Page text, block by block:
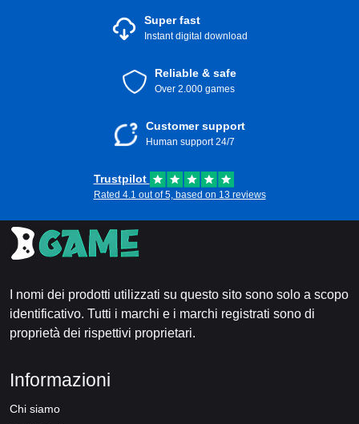
Super fast
Instant digital download
Reliable & safe
Over 2.000 games
Customer support
Human support 24/7
Trustpilot
Rated 4.1 out of 5, based on 13 reviews
I nomi dei prodotti utilizzati su questo sito sono solo a scopo
identificativo. Tutti i marchi e i marchi registrati sono di
proprietà dei rispettivi proprietari.
Informazioni
Chi siamo